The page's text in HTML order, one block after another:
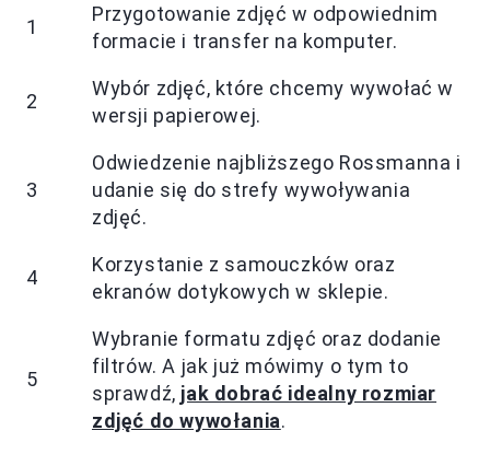
1
Przygotowanie zdjęć w odpowiednim
formacie i transfer na komputer.
2
Wybór zdjęć, które chcemy wywołać w
wersji papierowej.
3
Odwiedzenie najbliższego Rossmanna i
udanie się do strefy wywoływania
zdjęć.
4
Korzystanie z samouczków oraz
ekranów dotykowych w sklepie.
5
Wybranie formatu zdjęć oraz dodanie
filtrów. A jak już mówimy o tym to
sprawdź, jak dobrać idealny rozmiar
zdjęć do wywołania.